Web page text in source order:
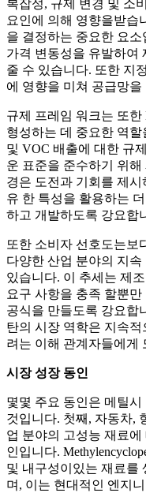
복잡성, 규제 변경 및 소
요인에 의해 영향을받습
을 결정하는 중요한 요
가격 변동성을 유발하여
줄 수 있습니다. 또한 지
에 영향을 미쳐 공급망
규제 프레임 워크는 또한
형성하는 데 중요한 역
및 VOC 배출에 대한 규
운 표준을 준수하기 위
경은 도전과 기회를 제
유 한 특성을 활용하는
하고 개발하도록 강요합
또한 소비자 선호도는보
다양한 산업 분야의 지
있습니다. 이 추세는 제
요구 사항을 충족 할뿐
공식을 만들도록 강요합
탄의 시장 역학은 지속
려는 이해 관계자들에게
시장 성장 동인
몇몇 주요 동인은 메틸
것입니다. 첫째, 자동차,
업 분야의 고성능 재료
인입니다.
및 내구성이있는 재료를
며, 이는 현대적인 엔지